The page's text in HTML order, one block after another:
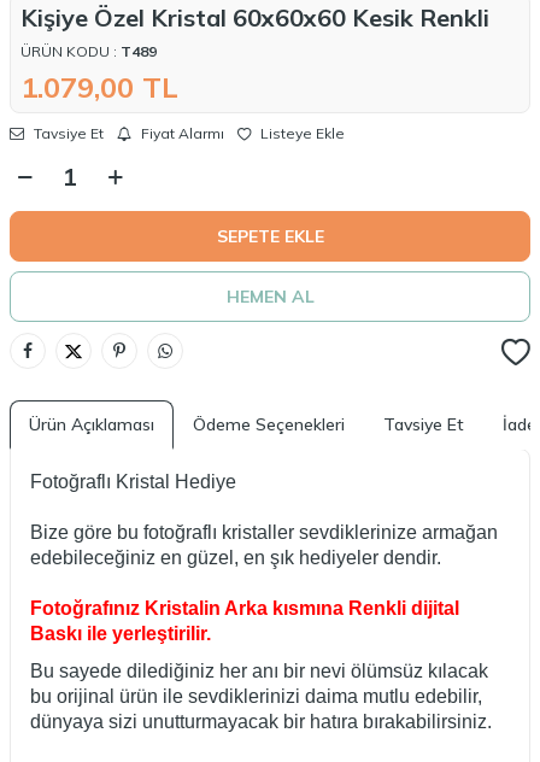
Kişiye Özel Kristal 60x60x60 Kesik Renkli
ÜRÜN KODU : T489
1.079,00 TL
Tavsiye Et Fiyat Alarmı Listeye Ekle
SEPETE EKLE
HEMEN AL
Ürün Açıklaması Ödeme Seçenekleri Tavsiye Et İade
Fotoğraflı Kristal Hediye
Bize göre bu fotoğraflı kristaller sevdiklerinize armağan
edebileceğiniz en güzel, en şık hediyeler dendir.
Fotoğrafınız Kristalin Arka kısmına Renkli dijital
Baskı ile yerleştirilir.
Bu sayede dilediğiniz her anı bir nevi ölümsüz kılacak
bu orijinal ürün ile sevdiklerinizi daima mutlu edebilir,
dünyaya sizi unutturmayacak bir hatıra bırakabilirsiniz.